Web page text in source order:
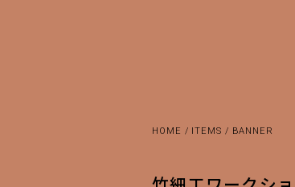
HOME / ITEMS / BANNER